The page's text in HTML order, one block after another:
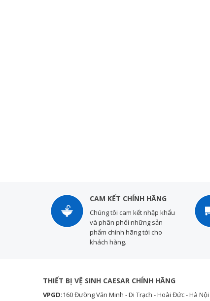
CAM KẾT CHÍNH HÃNG
Chúng tôi cam kết nhập khẩu
và phân phối những sản
phẩm chính hãng tới cho
khách hàng.
THIẾT BỊ VỆ SINH CAESAR CHÍNH HÃNG
VPGD:160 Đường Văn Minh - Di Trạch - Hoài Đức - Hà Nội